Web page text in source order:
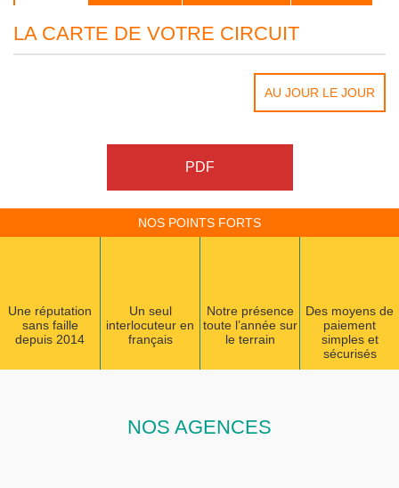
LA CARTE DE VOTRE CIRCUIT
AU JOUR LE JOUR
PDF
NOS POINTS FORTS
Une réputation
sans faille
depuis 2014
Un seul
interlocuteur en
français
Notre présence
toute l’année sur
le terrain
Des moyens de
paiement
simples et
sécurisés
NOS AGENCES